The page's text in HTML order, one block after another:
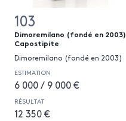
103
Dimoremilano (fondé en 2003)
Capostipite
Dimoremilano (fondé en 2003)
ESTIMATION
6 000 / 9 000 €
RÉSULTAT
12 350 €